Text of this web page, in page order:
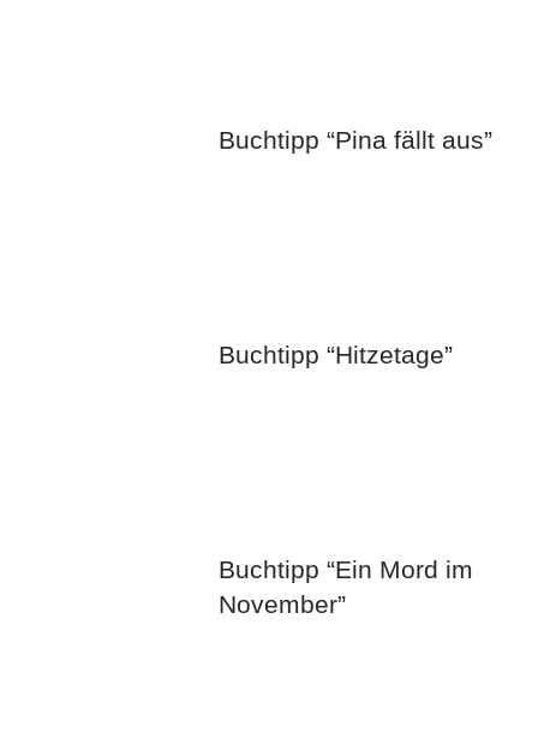
Buchtipp “Pina fällt aus”
Buchtipp “Hitzetage”
Buchtipp “Ein Mord im
November”